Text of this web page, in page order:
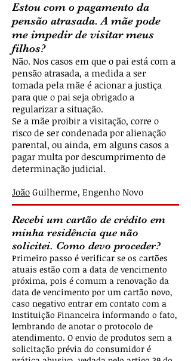
Estou com o pagamento da
pensão atrasada. A mãe pode
me impedir de visitar meus
filhos?
Não. Nos casos em que o pai está com a
pensão atrasada, a medida a ser
tomada pela mãe é acionar a justiça
para que o pai seja obrigado a
regularizar a situação.
Se a mãe proibir a visitação, corre o
risco de ser condenada por alienação
parental, ou ainda, em alguns casos a
pagar multa por descumprimento de
determinação judicial.
João Guilherme, Engenho Novo
Recebi um cartão de crédito em
minha residência que não
solicitei. Como devo proceder?
Primeiro passo é verificar se os cartões
atuais estão com a data de vencimento
próxima, pois é comum a renovação da
data de vencimento por um cartão novo,
caso negativo entrar em contato com a
Instituição Financeira informando o fato,
lembrando de anotar o protocolo de
atendimento. O envio de produtos sem a
solicitação prévia do consumidor é